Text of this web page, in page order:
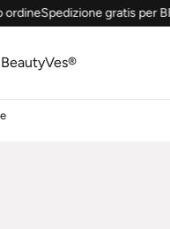
Spedizione gratis per
BeautyVes®